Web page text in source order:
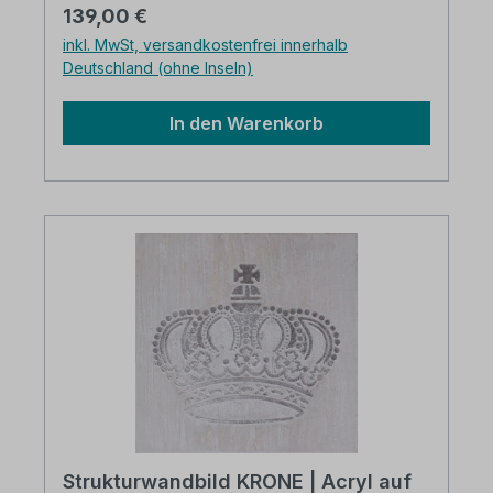
Holzrahmen gezogen B/H: ca. 90 x 90 cm
Regulärer Preis:
139,00 €
inkl. MwSt, versandkostenfrei innerhalb
Deutschland (ohne Inseln)
In den Warenkorb
Strukturwandbild KRONE | Acryl auf